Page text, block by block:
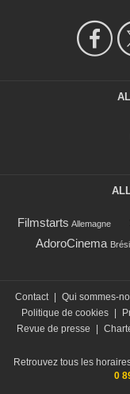
Filmstarts Allemagne
AdoroCinema
Contact Qui sommes-
Politique de cookies
Revue de presse
Retrouvez tous les
0